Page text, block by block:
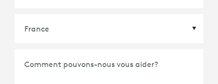
Comment pouvons-nous vous aider?